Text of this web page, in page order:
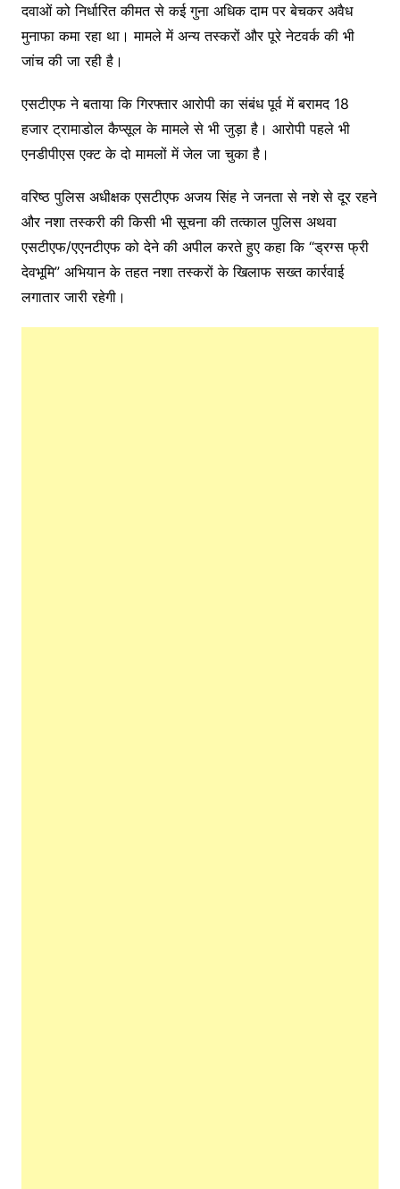
दवाओं को निर्धारित कीमत से कई गुना अधिक दाम पर बेचकर अवैध
मुनाफा कमा रहा था। मामले में अन्य तस्करों और पूरे नेटवर्क की भी
जांच की जा रही है।
एसटीएफ ने बताया कि गिरफ्तार आरोपी का संबंध पूर्व में बरामद 18
हजार ट्रामाडोल कैप्सूल के मामले से भी जुड़ा है। आरोपी पहले भी
एनडीपीएस एक्ट के दो मामलों में जेल जा चुका है।
वरिष्ठ पुलिस अधीक्षक एसटीएफ अजय सिंह ने जनता से नशे से दूर रहने
और नशा तस्करी की किसी भी सूचना की तत्काल पुलिस अथवा
एसटीएफ/एएनटीएफ को देने की अपील करते हुए कहा कि “ड्रग्स फ्री
देवभूमि” अभियान के तहत नशा तस्करों के खिलाफ सख्त कार्रवाई
लगातार जारी रहेगी।